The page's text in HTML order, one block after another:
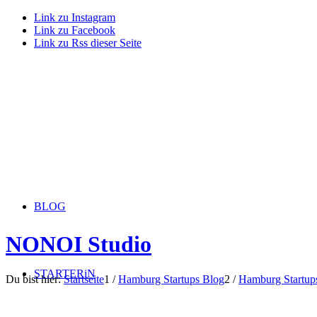
Link zu Instagram
Link zu Facebook
Link zu Rss dieser Seite
BLOG
STARTERiN
NONOI Studio
Du bist hier: Startseite1 / Hamburg Startups Blog2 / Hamburg